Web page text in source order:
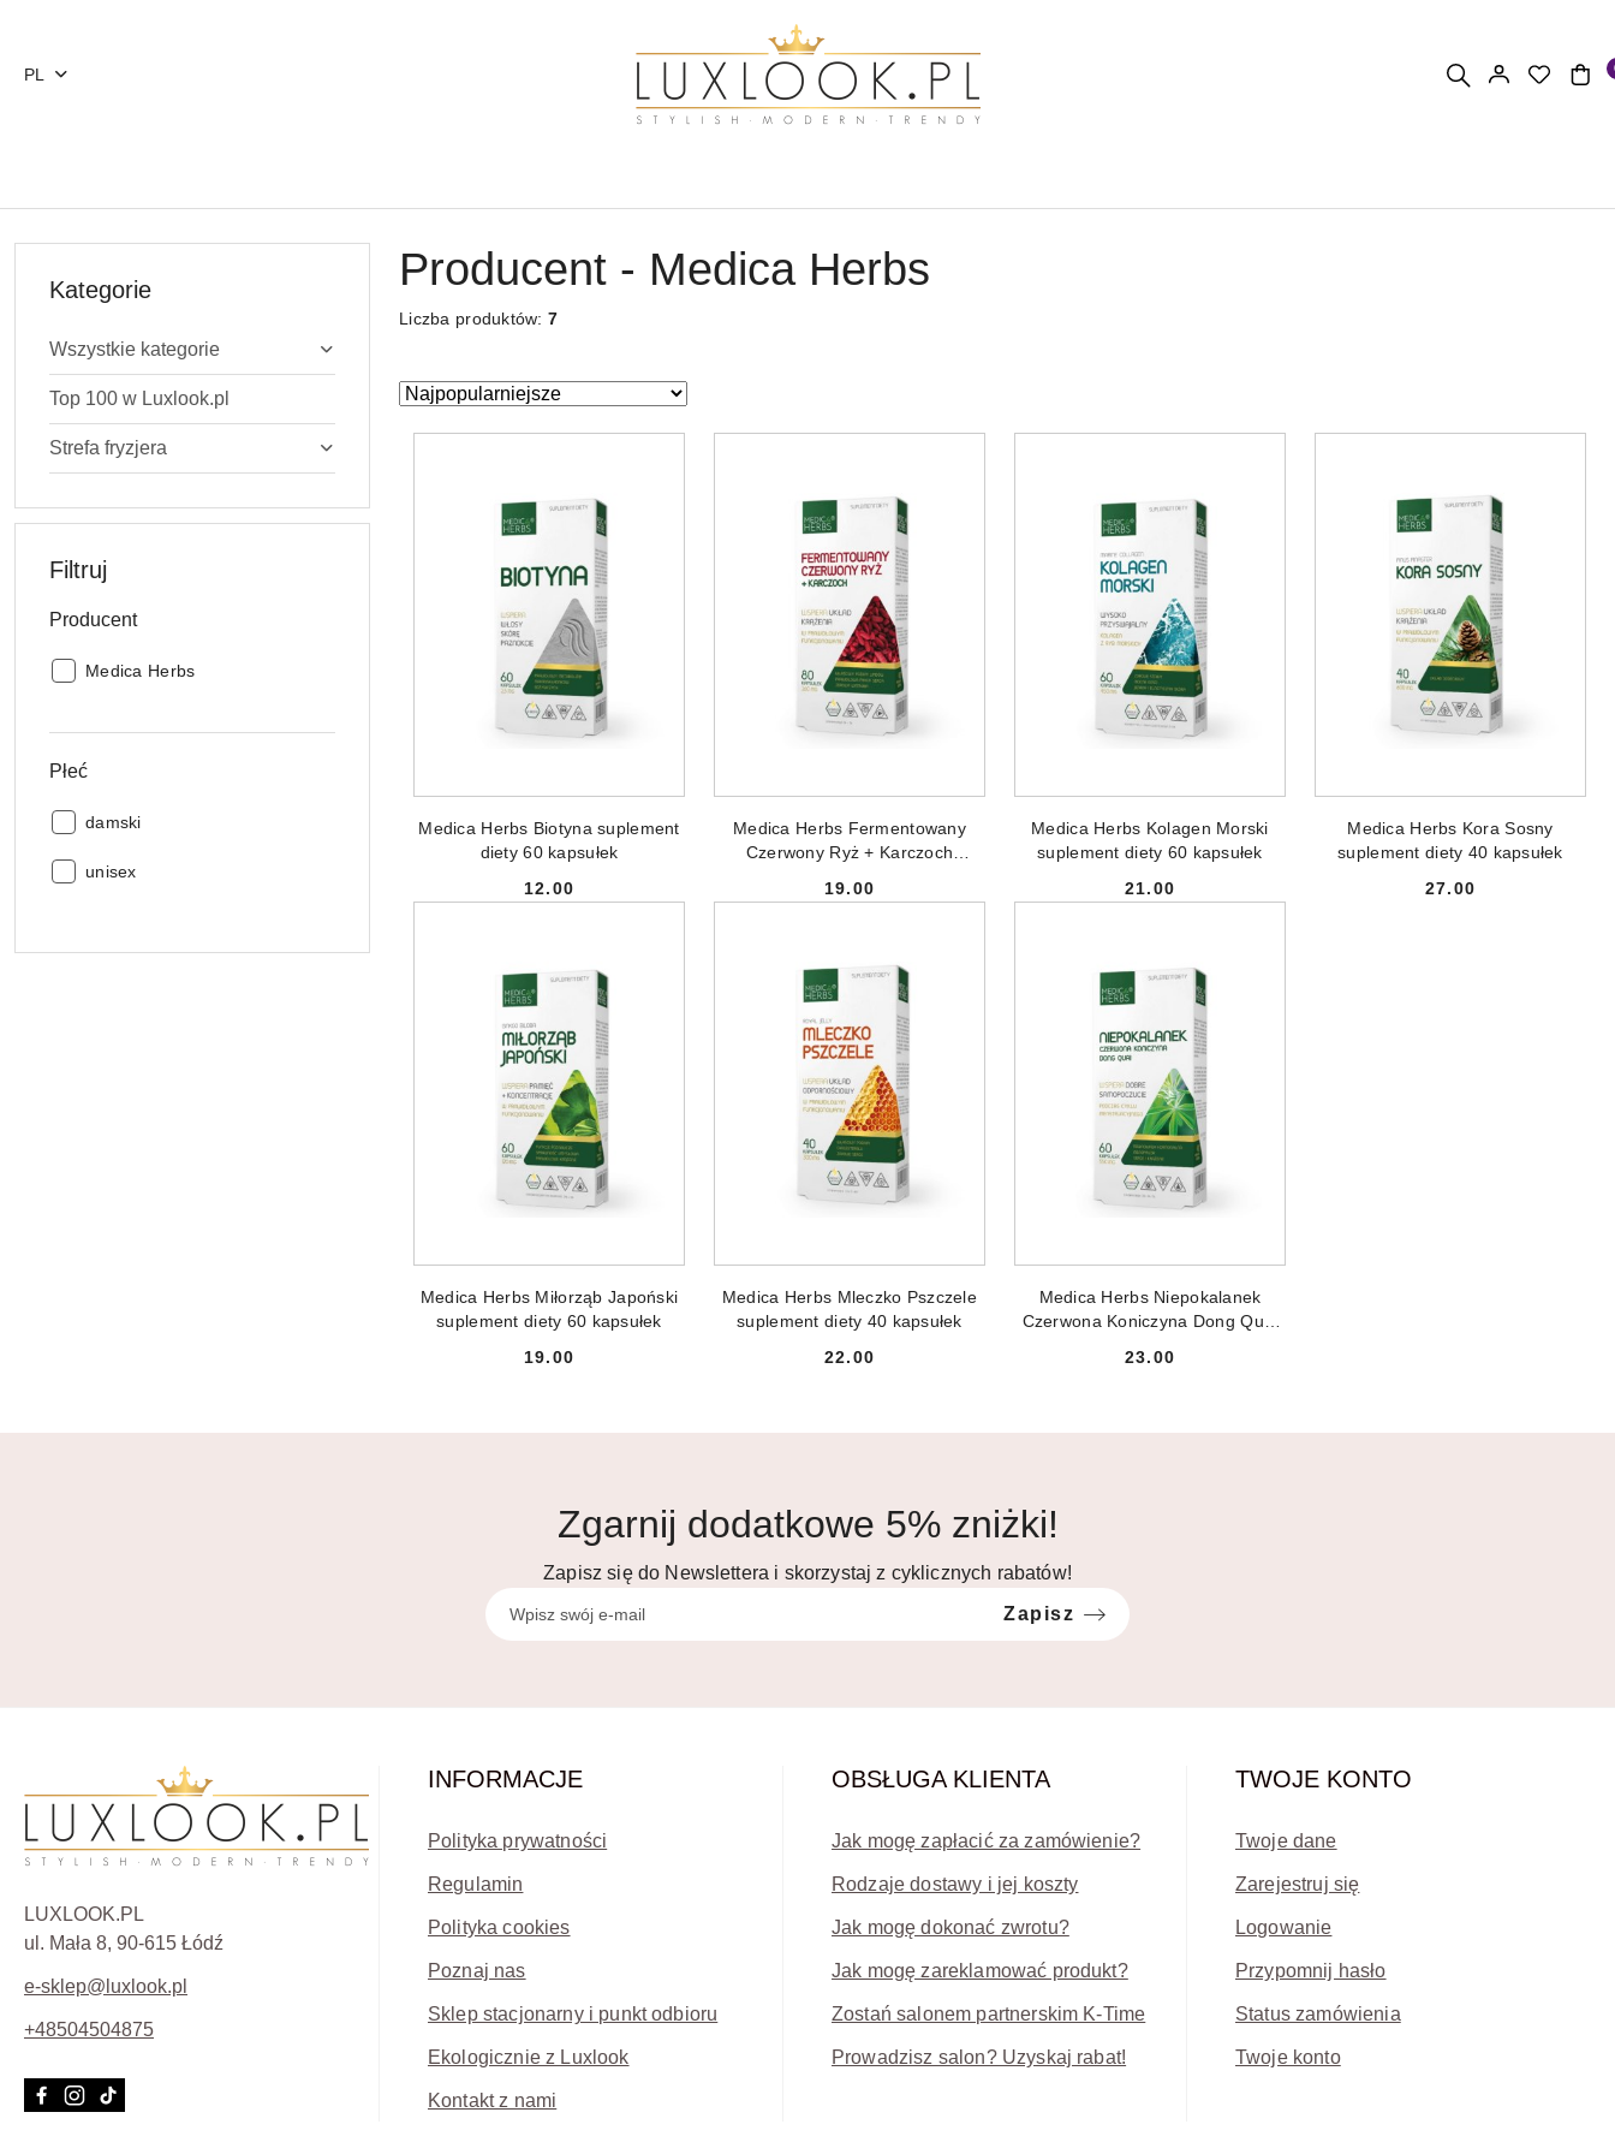
PL
Kategorie
Wszystkie kategorie
Top 100 w Luxlook.pl
Strefa fryzjera
Filtruj
Producent
Producent:
Medica Herbs
Płeć
Płeć:
damski
Płeć:
unisex
Producent - Medica Herbs
Liczba produktów:7
Zastosowano
Sortuj
Medica Herbs Biotyna suplement
diety 60 kapsułek
Cena:
12.00
Medica Herbs Fermentowany
Czerwony Ryż + Karczoch
Cena:
19.00
Medica Herbs Kolagen Morski
suplement diety 60 kapsułek
Cena:
21.00
Medica Herbs Kora Sosny
suplement diety 40 kapsułek
Cena:
27.00
Medica Herbs Miłorząb Japoński
suplement diety 60 kapsułek
Cena:
19.00
Medica Herbs Mleczko Pszczele
suplement diety 40 kapsułek
Cena:
22.00
Medica Herbs Niepokalanek
Czerwona Koniczyna Dong Quai
Cena:
23.00
Zgarnij dodatkowe 5% zniżki!
Zapisz się do Newslettera i skorzystaj z cyklicznych rabatów!
Zapisz
LUXLOOK.PL
ul. Mała 8, 90-615 Łódź
e-sklep@luxlook.pl
+48504504875
INFORMACJE
Polityka prywatności
Regulamin
Polityka cookies
Poznaj nas
Sklep stacjonarny i punkt odbioru
Ekologicznie z Luxlook
Kontakt z nami
OBSŁUGA KLIENTA
Jak mogę zapłacić za zamówienie?
Rodzaje dostawy i jej koszty
Jak mogę dokonać zwrotu?
Jak mogę zareklamować produkt?
Zostań salonem partnerskim K-Time
Prowadzisz salon? Uzyskaj rabat!
TWOJE KONTO
Twoje dane
Zarejestruj się
Logowanie
Przypomnij hasło
Status zamówienia
Twoje konto